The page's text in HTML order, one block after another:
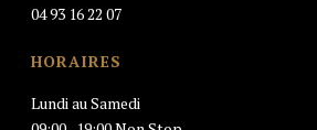
04 93 16 22 07
HORAIRES
Lundi au Samedi